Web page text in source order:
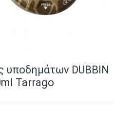
υποδημάτων DUBBIN
Tarrago